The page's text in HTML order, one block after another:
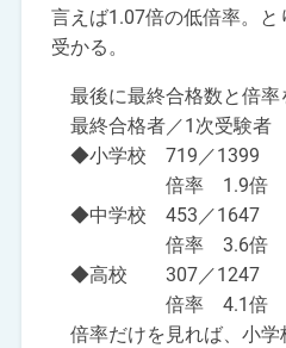
言えば1.07倍の低倍率。
受かる。
最後に最終合格数と倍率
最終合格者／1次受験者
◆小学校 719／1399
倍率 1.9倍
◆中学校 453／1647
倍率 3.6倍
◆高校 307／1247
倍率 4.1倍
倍率だけを見れば、小学